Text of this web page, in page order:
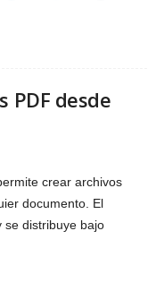
PDF desde
crear archivos
documento. El
se distribuye bajo